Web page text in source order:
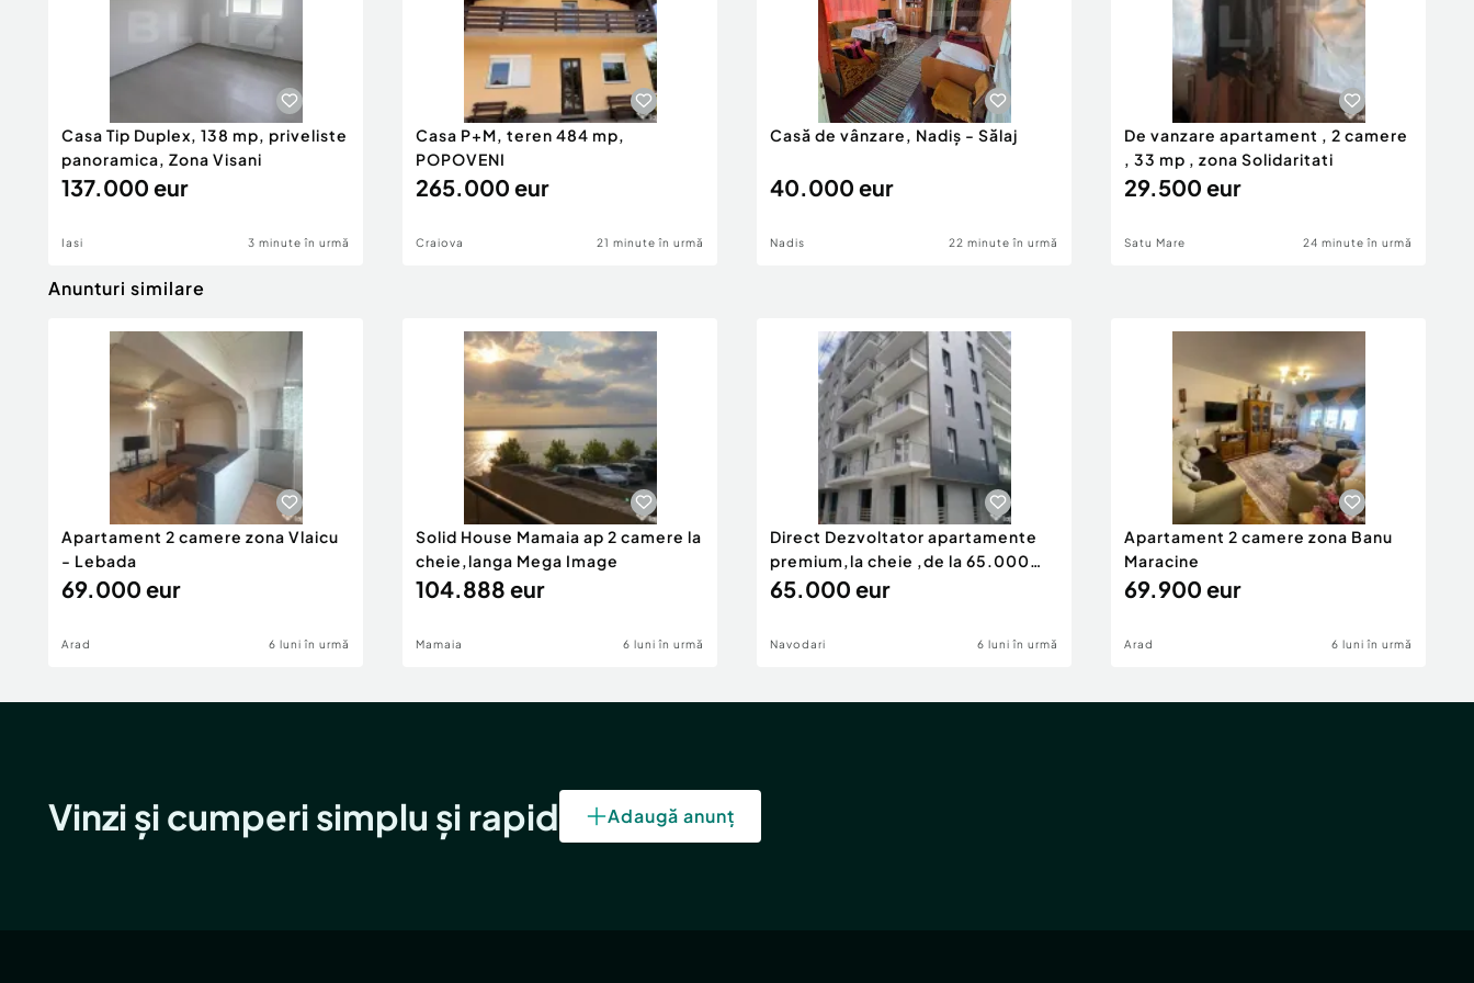
Casa Tip Duplex, 138 mp, priveliste
panoramica, Zona Visani
137.000 eur
Iasi 3 minute în urmă
Casa P+M, teren 484 mp,
POPOVENI
265.000 eur
Craiova 21 minute în urmă
Casă de vânzare, Nadiș - Sălaj
40.000 eur
Nadis 22 minute în urmă
De vanzare apartament , 2 camere
, 33 mp , zona Solidaritati
29.500 eur
Satu Mare 24 minute în urmă
Anunturi similare
Apartament 2 camere zona Vlaicu
- Lebada
69.000 eur
Arad 6 luni în urmă
Solid House Mamaia ap 2 camere la
cheie,langa Mega Image
104.888 eur
Mamaia 6 luni în urmă
Direct Dezvoltator apartamente
premium,la cheie ,de la 65.000
eur
65.000 eur
Navodari 6 luni în urmă
Apartament 2 camere zona Banu
Maracine
69.900 eur
Arad 6 luni în urmă
Vinzi și cumperi simplu și rapid Adaugă anunț